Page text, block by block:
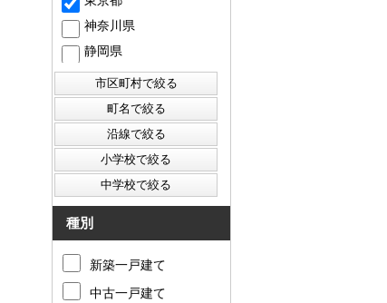
東村山市 東大和市
神奈川県
静岡県
種別
新築一戸建て
中古一戸建て